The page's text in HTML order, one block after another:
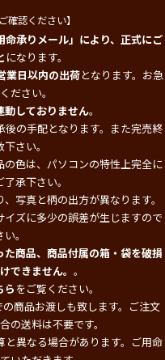
確認ください】
命承りメール」により、正式にご
になります。
業日以内の出荷となります。お急
ださい。
動しておりません。
の手配となります。また完売終
さい。
の色は、パソコンの特性上完全に
承下さい。
写真と柄の出方が異なります。
イズに多少の誤差が生じますので
。
た商品、商品付属の箱・袋を破損
できません。 。
らをご覧ください。
商品お渡しも致します。ご注文
の送料は不要です。
と異なる場合があります。ご用命